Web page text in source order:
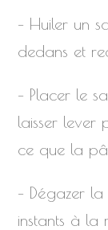
– Huiler un
dedans et
– Placer le
laisser lever
ce que la
– Dégazer
instants à la